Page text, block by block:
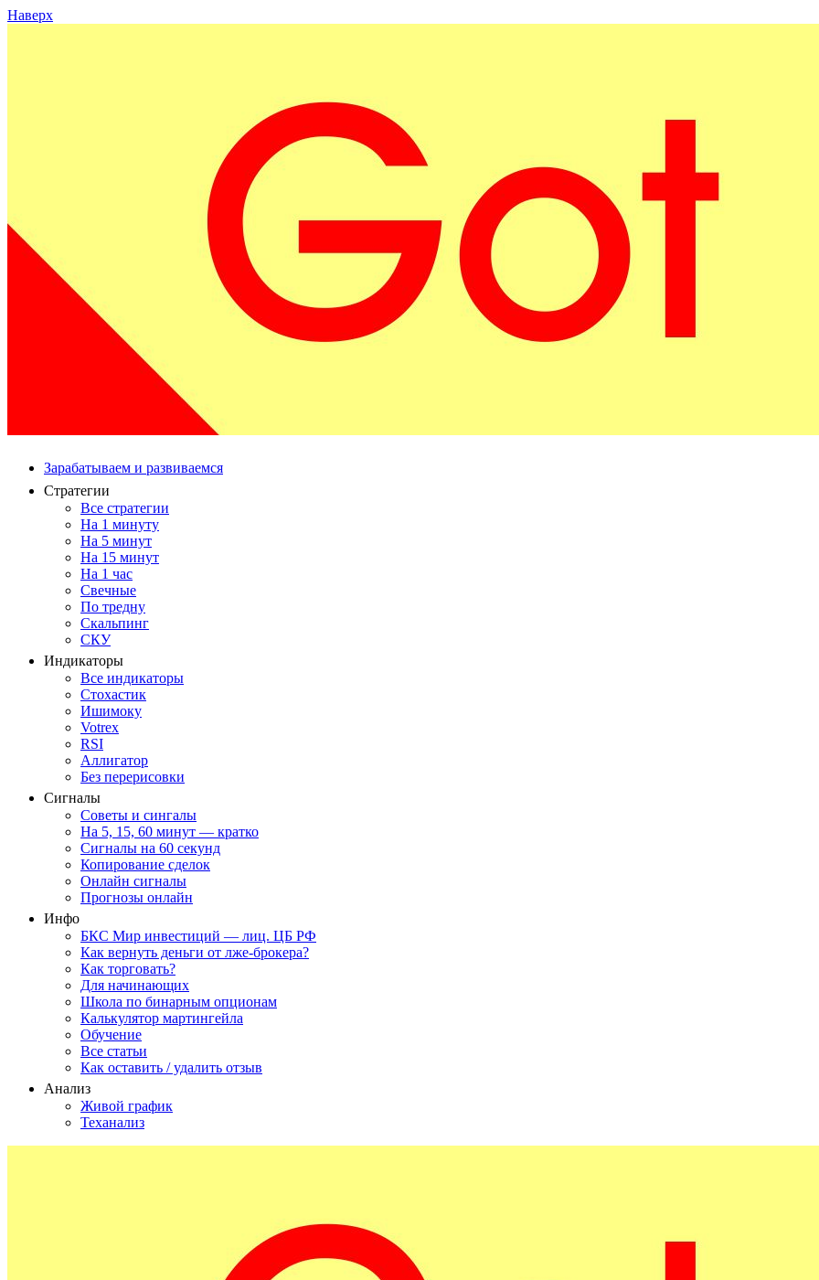
Наверх
Зарабатываем и развиваемся
Стратегии
Все стратегии
На 1 минуту
На 5 минут
На 15 минут
На 1 час
Свечные
По тредну
Скальпинг
СКУ
Индикаторы
Все индикаторы
Стохастик
Ишимоку
Votrex
RSI
Аллигатор
Без перерисовки
Сигналы
Советы и сингалы
На 5, 15, 60 минут — кратко
Сигналы на 60 секунд
Копирование сделок
Онлайн сигналы
Прогнозы онлайн
Инфо
БКС Мир инвестиций — лиц. ЦБ РФ
Как вернуть деньги от лже-брокера?
Как торговать?
Для начинающих
Школа по бинарным опционам
Калькулятор мартингейла
Обучение
Все статьи
Как оставить / удалить отзыв
Анализ
Живой график
Теханализ